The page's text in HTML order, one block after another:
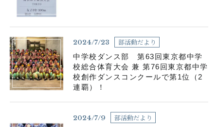
2024/7/23 部活動だより
中学校ダンス部 第63回東京都中学
校総合体育大会 兼 第76回東京都中学
校創作ダンスコンクールで第1位（2
連覇）！
2024/7/9 部活動だより